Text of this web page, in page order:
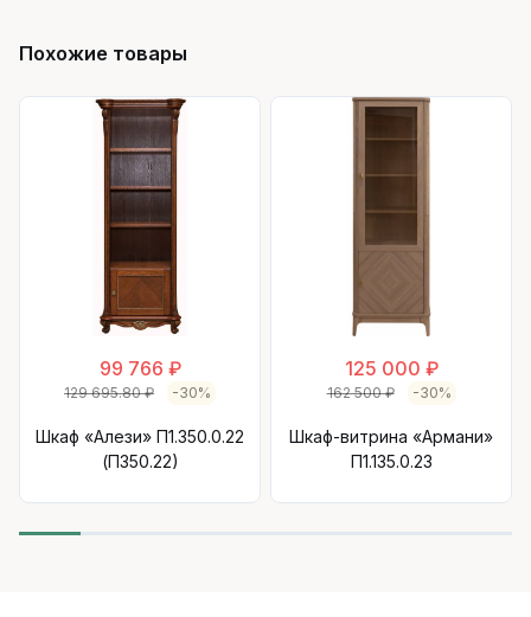
Похожие товары
99 766 ₽
129 695.80 ₽ -30%
Шкаф «Алези» П1.350.0.22
(П350.22)
125 000 ₽
162 500 ₽ -30%
Шкаф-витрина «Армани»
П1.135.0.23